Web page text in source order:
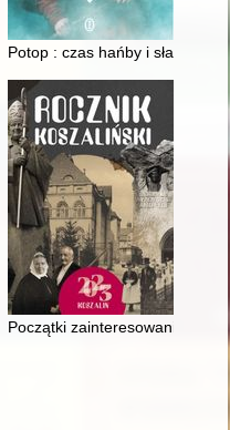
remembrance and they
Potop : czas hańby i sławy
Początki zainteresowania